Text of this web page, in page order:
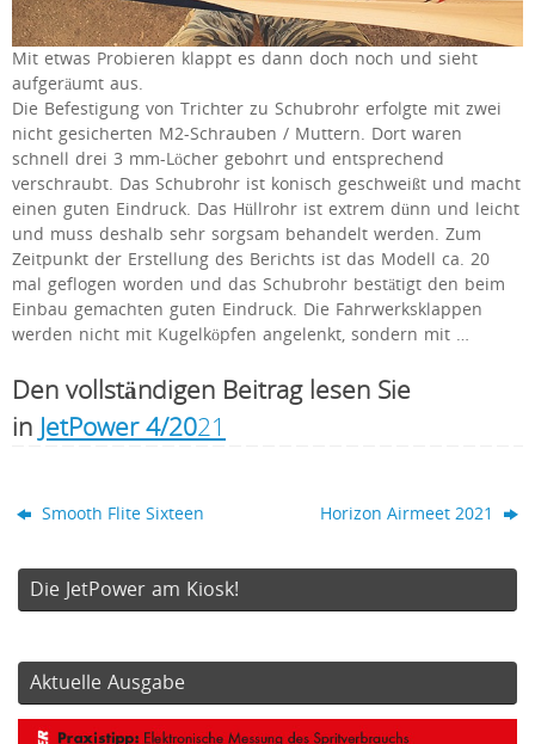
Mit etwas Probieren klappt es dann doch noch und sieht
aufgeräumt aus.
Die Befestigung von Trichter zu Schubrohr erfolgte mit zwei
nicht gesicherten M2-Schrauben / Muttern. Dort waren
schnell drei 3 mm-Löcher gebohrt und entsprechend
verschraubt. Das Schubrohr ist konisch geschweißt und macht
einen guten Eindruck. Das Hüllrohr ist extrem dünn und leicht
und muss deshalb sehr sorgsam behandelt werden. Zum
Zeitpunkt der Erstellung des Berichts ist das Modell ca. 20
mal geflogen worden und das Schubrohr bestätigt den beim
Einbau gemachten guten Eindruck. Die Fahrwerksklappen
werden nicht mit Kugelköpfen angelenkt, sondern mit …
Den vollständigen Beitrag lesen Sie
in JetPower 4/2021
Smooth Flite Sixteen Horizon Airmeet 2021
Die JetPower am Kiosk!
Aktuelle Ausgabe